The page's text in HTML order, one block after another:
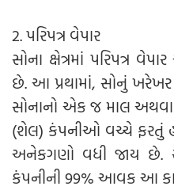
2. પરિપત્ર વેપાર
સોના ક્ષેત્રમાં પરિપત્ર
છે. આ પ્રથામાં, સોનું
સોનાનો એક જ માલ
(શેલ) કંપનીઓ વચ્ચે ફરતું
અનેકગણો વધી જાય છે.
કંપનીની 99% આવક આ